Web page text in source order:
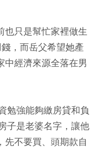
也只是幫忙家裡做生
，而岳父希望她產
中經濟來源全落在男
勉強能夠繳房貸和負
子是老婆名字，讓他
先不要買、頭期款自